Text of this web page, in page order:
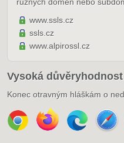
www.ssls.cz
ssls.cz
www.alpirossl.cz
Vysoká důvěryhodnost
Konec otravným hláškám o